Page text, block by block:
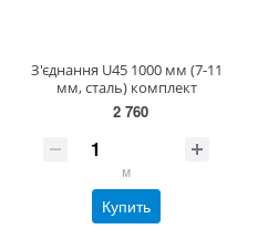
З'єднання U45 1000 мм (7-11
мм, сталь) комплект
2 760
м
Купить